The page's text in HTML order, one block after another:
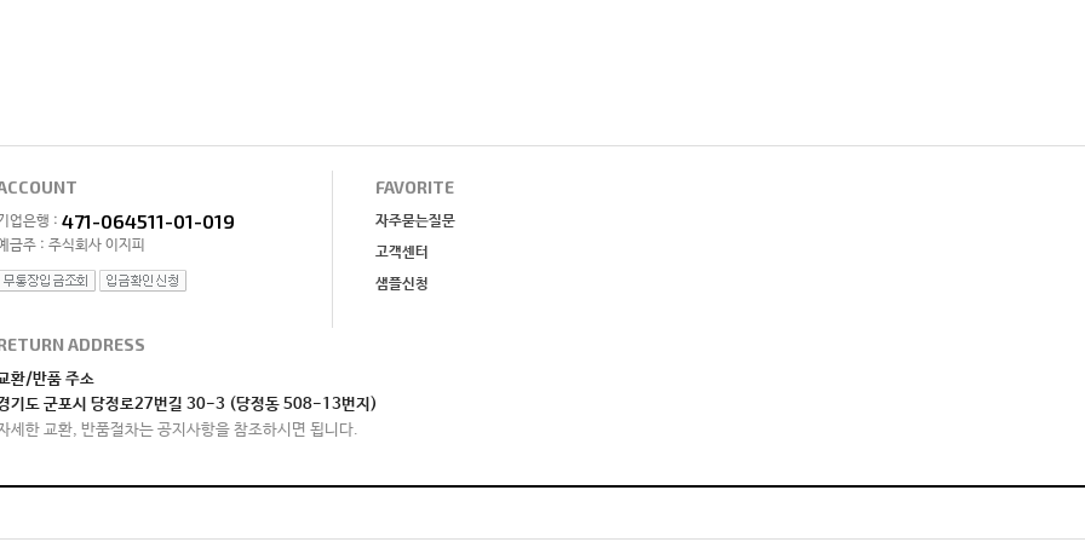
업은행 : 471-064511-01-019
금주 : 주식회사 이지피
FAVORITE
자주묻는질문
고객센터
샘플신청
ADDRESS
환/반품 주소
기도 군포시 당정로27번길 30-3 (당정동 508-13번지)
세한 교환, 반품절차는 공지사항을 참조하시면 됩니다.